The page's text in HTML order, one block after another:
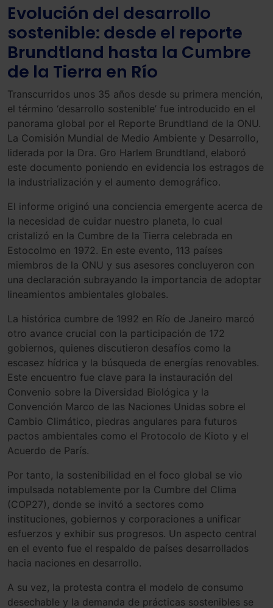
Evolución del desarrollo
sostenible: desde el reporte
Brundtland hasta la Cumbre
de la Tierra en Río
Transcurridos unos 35 años desde su primera mención,
el término ‘desarrollo sostenible’ fue introducido en el
panorama global por el Reporte Brundtland de la ONU.
La Comisión Mundial de Medio Ambiente y Desarrollo,
liderada por la Dra. Gro Harlem Brundtland, elaboró
este documento poniendo en evidencia los estragos de
la industrialización y el aumento demográfico.
El informe originó una conciencia emergente acerca de
la necesidad de cuidar nuestro planeta, lo cual
cristalizó en la Cumbre de la Tierra celebrada en
Estocolmo en 1972. En este evento, 113 países
miembros de la ONU y sus asesores concluyeron con
una declaración subrayando la importancia de adoptar
lineamientos ambientales globales.
La histórica cumbre de 1992 en Río de Janeiro marcó
otro avance crucial con la participación de 172
gobiernos, quienes discutieron desafíos como la
escasez hídrica y la búsqueda de energías renovables.
Este encuentro fue clave para la instauración del
Convenio sobre la Diversidad Biológica y la
Convención Marco de las Naciones Unidas sobre el
Cambio Climático, piedras angulares para futuros
pactos ambientales como el Protocolo de Kioto y el
Acuerdo de París.
Por tanto, la sostenibilidad en el foco global se vio
impulsada notablemente por la Cumbre del Clima
(COP27), donde se invitó a sectores como
instituciones, gobiernos y corporaciones a unificar
esfuerzos y exhibir sus progresos. Un aspecto central
en el evento fue el respaldo de países desarrollados
hacia naciones en desarrollo.
A su vez, la protesta contra el modelo de consumo
desechable y la demanda de prácticas sostenibles se